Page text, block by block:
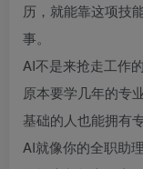
历，就能靠这项技
事。
AI不是来抢走工作
原本要学几年的专
基础的人也能拥有
AI就像你的全职助